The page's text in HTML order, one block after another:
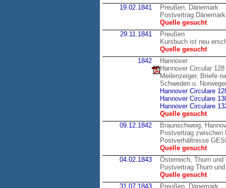
19.02.1841
Preußen, Dänemark
Postvertrag
Quelle gesucht
29.11.1841
Preußen
Kursbuch ist neu
Quelle gesucht
1842
Hannover
Hannover Circular
Meilenzeiger, Briefe
Schweden u.
Hannover Circulare
Hannover Circulare
Hannover Circulare
Quelle gesucht
09.12.1842
Braunschweig,
Postvertrag zwischen
Postverhältnisse
Quelle gesucht
04.02.1843
Österreich, Thurn und
Postvertrag Thurn
Quelle gesucht
31.07.1843
Preußen, Dänemark